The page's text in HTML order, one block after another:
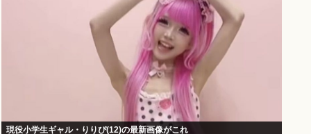
現役小学生ギャル・りりぴ(12)の最新画像がこれ